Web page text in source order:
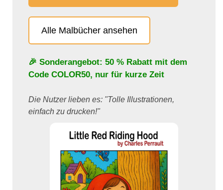
Alle Malbücher ansehen
🎉 Sonderangebot: 50 % Rabatt mit dem
Code COLOR50, nur für kurze Zeit
Die Nutzer lieben es: "Tolle Illustrationen,
einfach zu drucken!"